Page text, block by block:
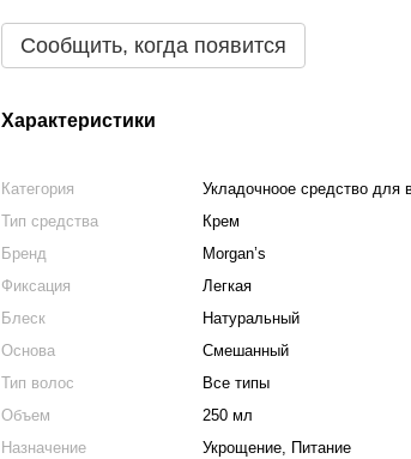
Сообщить, когда появится
Характеристики
Категория
Укладочноое средство для
Тип средства
Крем
Бренд
Morgan’s
Фиксация
Легкая
Блеск
Натуральный
Основа
Смешанный
Тип волос
Все типы
Объем
250 мл
Назначение
Укрощение, Питание